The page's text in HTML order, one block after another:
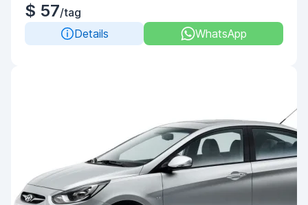
$ 57/tag
Details
WhatsApp